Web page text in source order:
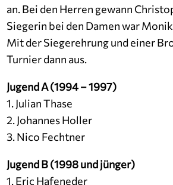
an. Bei den Herren gewann
Siegerin bei den Damen war
Mit der Siegerehrung und einer
Turnier dann aus.
Jugend A (1994 – 1997)
1. Julian Thase
2. Johannes Holler
3. Nico Fechtner
Jugend B (1998 und jünger)
1. Eric Hafeneder